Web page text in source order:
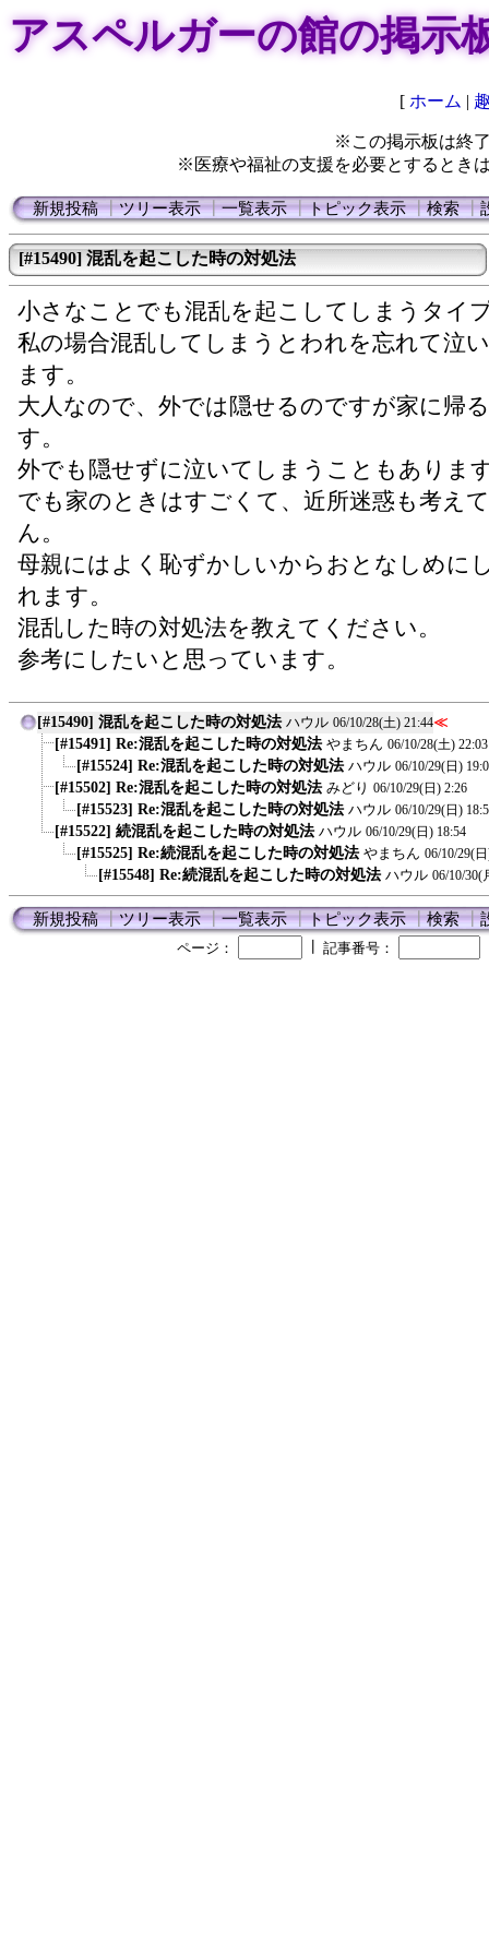
アスペルガーの館の掲示
[ ホーム |
※この掲示板は終
※医療や福祉の支援を必要とするとき
新規投稿┃ツリー表示┃一覧表示┃トピック表示┃検索┃
[#15490] 混乱を起こした時の対処法
小さなことでも混乱を起こしてしまうタイ
私の場合混乱してしまうとわれを忘れて泣
ます。
大人なので、外では隠せるのですが家に帰
す。
外でも隠せずに泣いてしまうこともありま
でも家のときはすごくて、近所迷惑も考え
ん。
母親にはよく恥ずかしいからおとなしめに
れます。
混乱した時の対処法を教えてください。
参考にしたいと思っています。
[#15490] 混乱を起こした時の対処法 ハウル 06/10/28(土) 21:44≪
[#15491] Re:混乱を起こした時の対処法 やまちん 06/10/28(土) 22:03
[#15524] Re:混乱を起こした時の対処法 ハウル 06/10/29(日)
[#15502] Re:混乱を起こした時の対処法 みどり 06/10/29(日) 2:26
[#15523] Re:混乱を起こした時の対処法 ハウル 06/10/29(日)
[#15522] 続混乱を起こした時の対処法 ハウル 06/10/29(日) 18:54
[#15525] Re:続混乱を起こした時の対処法 やまちん 06/10/29(
[#15548] Re:続混乱を起こした時の対処法 ハウル 06/10/30(
新規投稿┃ツリー表示┃一覧表示┃トピック表示┃検索┃
ページ： 記事番号：